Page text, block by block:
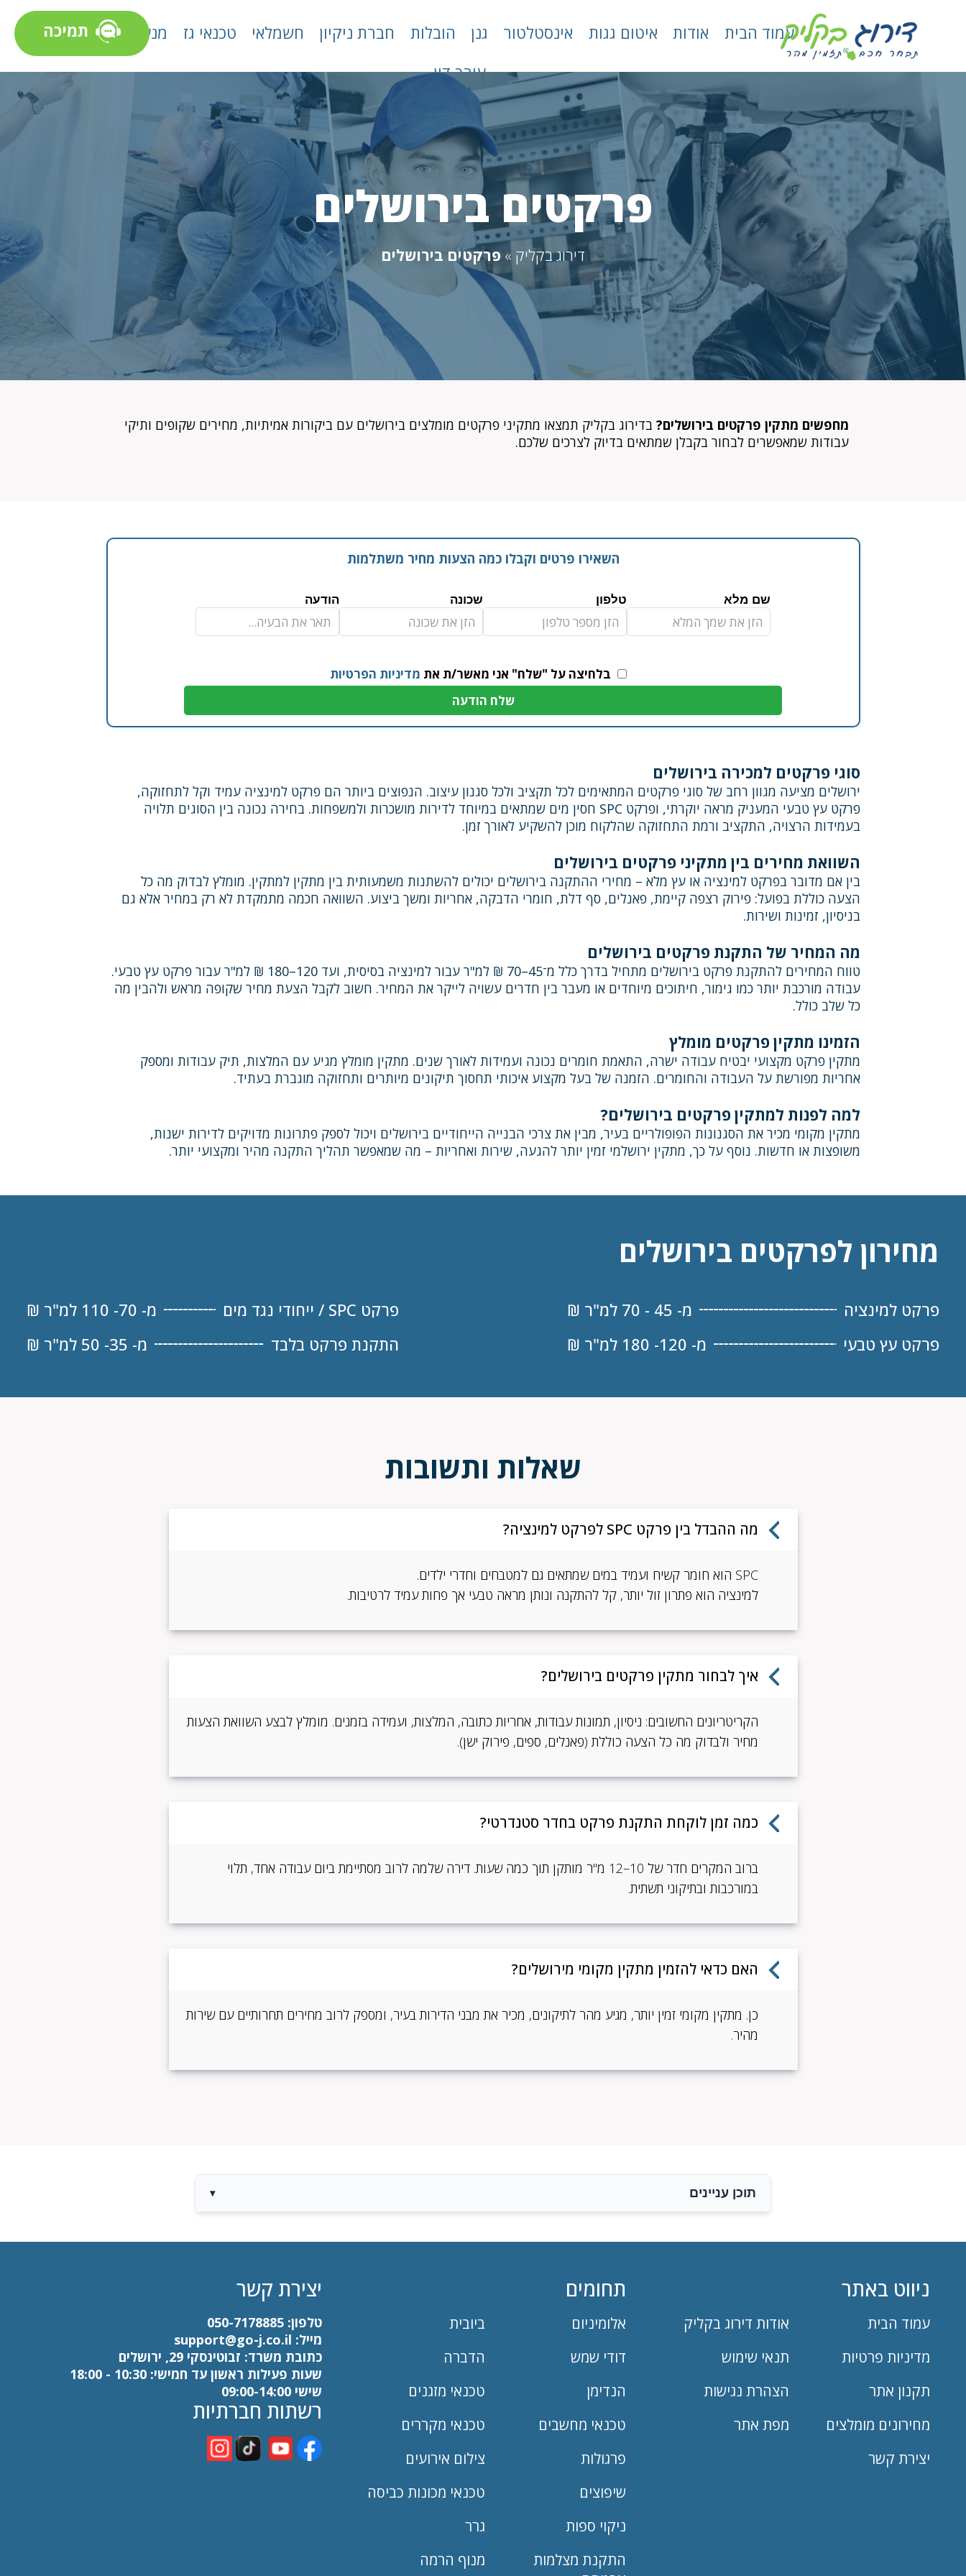
עמוד הבית אודות איטום גגות אינסטלטור גנן הובלות חברת ניקיון חשמלאי טכנאי גז
מנעולן
עורך דין
תמיכה
פרקטים בירושלים
דירוג בקליק » פרקטים בירושלים
מחפשים מתקין פרקטים בירושלים? בדירוג בקליק תמצאו מתקיני פרקטים מומלצים בירושלים עם ביקורות אמיתיות, מחירים שקופים ותיקי
עבודות שמאפשרים לבחור בקבלן שמתאים בדיוק לצרכים שלכם.
השאירו פרטים וקבלו כמה הצעות מחיר משתלמות
שם מלא טלפון שכונה הודעה
בלחיצה על "שלח" אני מאשר/ת את מדיניות הפרטיות
סוגי פרקטים למכירה בירושלים
ירושלים מציעה מגוון רחב של סוגי פרקטים המתאימים לכל תקציב ולכל סגנון עיצוב. הנפוצים ביותר הם פרקט למינציה עמיד וקל לתחזוקה,
פרקט עץ טבעי המעניק מראה יוקרתי, ופרקט SPC חסין מים שמתאים במיוחד לדירות מושכרות ולמשפחות. בחירה נכונה בין הסוגים תלויה
בעמידות הרצויה, התקציב ורמת התחזוקה שהלקוח מוכן להשקיע לאורך זמן.
השוואת מחירים בין מתקיני פרקטים בירושלים
בין אם מדובר בפרקט למינציה או עץ מלא – מחירי ההתקנה בירושלים יכולים להשתנות משמעותית בין מתקין למתקין. מומלץ לבדוק מה כל
הצעה כוללת בפועל: פירוק רצפה קיימת, פאנלים, סף דלת, חומרי הדבקה, אחריות ומשך ביצוע. השוואה חכמה מתמקדת לא רק במחיר אלא גם
בניסיון, זמינות ושירות.
מה המחיר של התקנת פרקטים בירושלים
טווח המחירים להתקנת פרקט בירושלים מתחיל בדרך כלל מ־45–70 ₪ למ"ר עבור למינציה בסיסית, ועד 120–180 ₪ למ"ר עבור פרקט עץ טבעי.
עבודה מורכבת יותר כמו גימור, חיתוכים מיוחדים או מעבר בין חדרים עשויה לייקר את המחיר. חשוב לקבל הצעת מחיר שקופה מראש ולהבין מה
כל שלב כולל.
הזמינו מתקין פרקטים מומלץ
מתקין פרקט מקצועי יבטיח עבודה ישרה, התאמת חומרים נכונה ועמידות לאורך שנים. מתקין מומלץ מגיע עם המלצות, תיק עבודות ומספק
אחריות מפורשת על העבודה והחומרים. הזמנה של בעל מקצוע איכותי תחסוך תיקונים מיותרים ותחזוקה מוגברת בעתיד.
למה לפנות למתקין פרקטים בירושלים?
מתקין מקומי מכיר את הסגנונות הפופולריים בעיר, מבין את צרכי הבנייה הייחודיים בירושלים ויכול לספק פתרונות מדויקים לדירות ישנות,
משופצות או חדשות. נוסף על כך, מתקין ירושלמי זמין יותר להגעה, שירות ואחריות – מה שמאפשר תהליך התקנה מהיר ומקצועי יותר.
מחירון לפרקטים בירושלים
פרקט למינציה מ- 45 - 70 למ"ר ₪ פרקט SPC / ייחודי נגד מים
מ- 70- 110 למ"ר ₪
פרקט עץ טבעי
מ- 120- 180 למ"ר ₪ התקנת פרקט בלבד מ- 35- 50 למ"ר ₪
שאלות ותשובות
מה ההבדל בין פרקט SPC לפרקט למינציה?
SPC הוא חומר קשיח ועמיד במים שמתאים גם למטבחים וחדרי ילדים.
למינציה הוא פתרון זול יותר, קל להתקנה ונותן מראה טבעי אך פחות עמיד לרטיבות.
איך לבחור מתקין פרקטים בירושלים?
הקריטריונים החשובים: ניסיון, תמונות עבודות, אחריות כתובה, המלצות, ועמידה בזמנים. מומלץ לבצע השוואת הצעות
מחיר ולבדוק מה כל הצעה כוללת (פאנלים, ספים, פירוק ישן).
כמה זמן לוקחת התקנת פרקט בחדר סטנדרטי?
ברוב המקרים חדר של 10–12 מ"ר מותקן תוך כמה שעות. דירה שלמה לרוב מסתיימת ביום עבודה אחד, תלוי
במורכבות ובתיקוני תשתית.
האם כדאי להזמין מתקין מקומי מירושלים?
כן. מתקין מקומי זמין יותר, מגיע מהר לתיקונים, מכיר את מבני הדירות בעיר, ומספק לרוב מחירים תחרותיים עם שירות
מהיר.
תוכן עניינים ▾
ניווט באתר
עמוד הבית
אודות דירוג בקליק
מדיניות פרטיות
תנאי שימוש
תקנון אתר
הצהרת נגישות
מחירונים מומלצים
מפת אתר
יצירת קשר
תחומים
אלומיניום
ביובית
דודי שמש
הדברה
הנדימן
טכנאי מזגנים
טכנאי מחשבים
טכנאי מקררים
פרגולות
צילום אירועים
שיפוצים
טכנאי מכונות כביסה
ניקוי ספות
גרר
התקנת מצלמות
מנוף הרמה
יצירת קשר
טלפון:050-7178885
מייל: support@go-j.co.il
כתובת משרד: זבוטינסקי 29, ירושלים
שעות פעילות ראשון עד חמישי: 10:30 - 18:00
שישי 09:00-14:00
רשתות חברתיות